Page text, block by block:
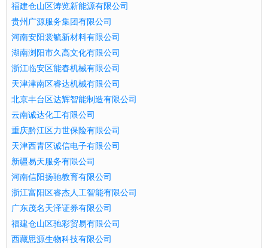
福建仓山区涛览新能源有限公司
贵州广源服务集团有限公司
河南安阳裳毓新材料有限公司
湖南浏阳市久高文化有限公司
浙江临安区能春机械有限公司
天津津南区睿达机械有限公司
北京丰台区达辉智能制造有限公司
云南诚达化工有限公司
重庆黔江区力世保险有限公司
天津西青区诚信电子有限公司
新疆易天服务有限公司
河南信阳扬驰教育有限公司
浙江富阳区睿杰人工智能有限公司
广东茂名天泽证券有限公司
福建仓山区驰彩贸易有限公司
西藏思源生物科技有限公司